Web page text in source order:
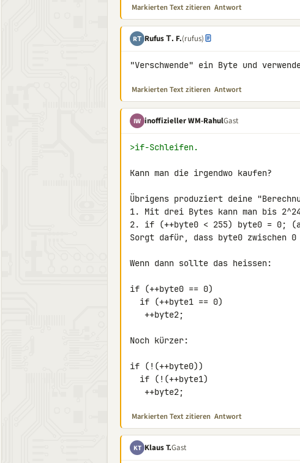
Markierten Text zitieren Antwort
RΤ Rufus Τ. F.(rufus)
"Verschwende" ein Byte und
Markierten Text zitieren Antwort
IW inoffizieller WM-RahulGast
>if-Schleifen.
Kann man die irgendwo kaufen?
Übrigens produziert deine
1. Mit drei Bytes kann man bis
2. if (++byte0 < 255) byte0 = 0;
Sorgt dafür, dass byte0 zwischen
Wenn dann sollte das heissen:
if (++byte0 == 0)
Noch kürzer:
if (!(++byte0))
   ++byte2;
Markierten Text zitieren Antwort
KT Klaus T.Gast